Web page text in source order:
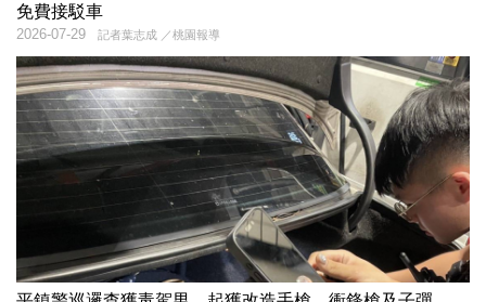
免費接駁車
記者葉志成 ／桃園報導
2026-07-29